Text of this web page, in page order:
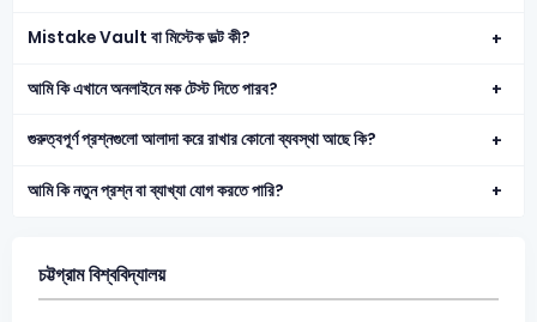
Mistake Vault বা মিস্টেক ভল্ট কী?
আমি কি এখানে অনলাইনে মক টেস্ট দিতে পারব?
গুরুত্বপূর্ণ প্রশ্নগুলো আলাদা করে রাখার কোনো ব্যবস্থা আছে কি?
আমি কি নতুন প্রশ্ন বা ব্যাখ্যা যোগ করতে পারি?
চট্টগ্রাম বিশ্ববিদ্যালয়